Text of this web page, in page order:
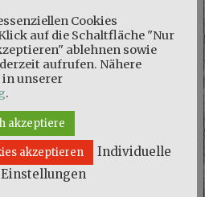
Cookies
auf die Schaltfläche "Nur
ablehnen sowie
aufrufen. Nähere
in unserer
.
akzeptiere
akzeptieren
Individuelle